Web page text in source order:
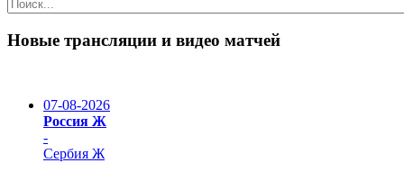
Новые трансляции и видео матчей
07-08-2026
Россия Ж
-
Сербия Ж